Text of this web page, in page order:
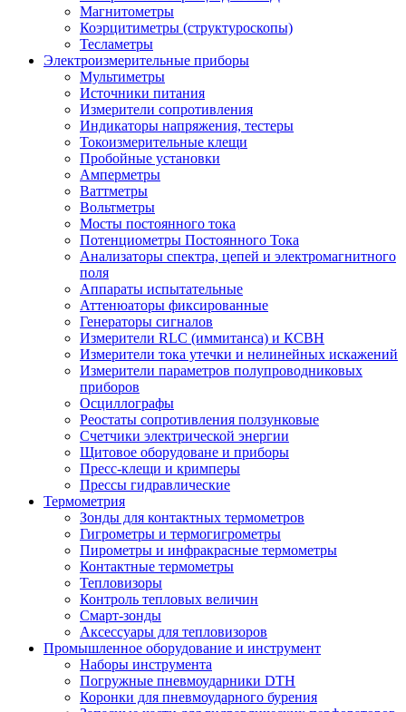
Магнитометры
Коэрцитиметры (структуроскопы)
Тесламетры
Электроизмерительные приборы
Мультиметры
Источники питания
Измерители сопротивления
Индикаторы напряжения, тестеры
Токоизмерительные клещи
Пробойные установки
Амперметры
Ваттметры
Вольтметры
Мосты постоянного тока
Потенциометры Постоянного Тока
Анализаторы спектра, цепей и электромагнитного
поля
Аппараты испытательные
Аттенюаторы фиксированные
Генераторы сигналов
Измерители RLC (иммитанса) и КСВН
Измерители тока утечки и нелинейных искажений
Измерители параметров полупроводниковых
приборов
Осциллографы
Реостаты сопротивления ползунковые
Счетчики электрической энергии
Щитовое оборудоване и приборы
Пресс-клещи и кримперы
Прессы гидравлические
Термометрия
Зонды для контактных термометров
Гигрометры и термогигрометры
Пирометры и инфракрасные термометры
Контактные термометры
Тепловизоры
Контроль тепловых величин
Смарт-зонды
Аксессуары для тепловизоров
Промышленное оборудование и инструмент
Наборы инструмента
Погружные пневмоударники DTH
Коронки для пневмоударного бурения